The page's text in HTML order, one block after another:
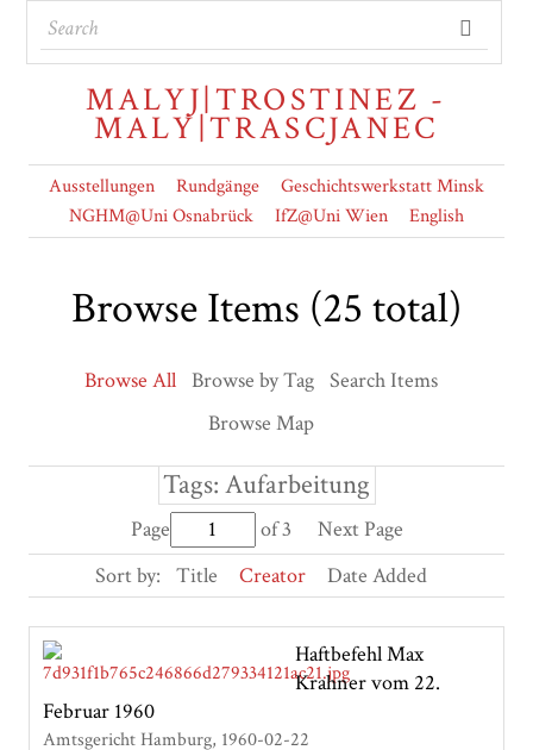
MALYJ|TROSTINEZ -
MALY|TRASCJANEC
Ausstellungen Rundgänge
Geschichtswerkstatt Minsk
NGHM@Uni Osnabrück
IfZ@Uni Wien English
Browse Items (25 total)
Browse All Browse by Tag Search Items
Browse Map
Tags: Aufarbeitung
Page of 3
Next Page
Sort by:
Title Creator Date Added
Haftbefehl Max
Krahner vom 22.
Februar 1960
Amtsgericht Hamburg 1960-02-22